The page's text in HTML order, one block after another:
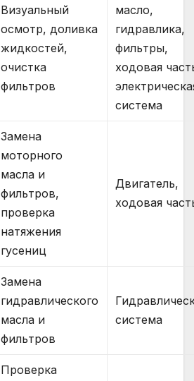
Визуальный
осмотр, доливка
жидкостей,
очистка
фильтров
масло,
гидравлика,
фильтры,
ходовая
система
Замена
моторного
масла и
фильтров,
проверка
натяжения
гусениц
Двигатель,
ходовая
Замена
гидравлического
масла и
фильтров
система
Проверка